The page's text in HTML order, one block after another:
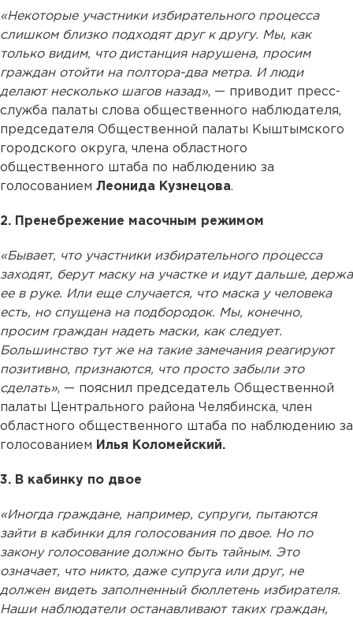
«Некоторые участники избирательного процесса
слишком близко подходят друг к другу. Мы, как
только видим, что дистанция нарушена, просим
граждан отойти на полтора-два метра. И люди
делают несколько шагов назад», — приводит пресс-
служба палаты слова общественного наблюдателя,
председателя Общественной палаты Кыштымского
городского округа, члена областного
общественного штаба по наблюдению за
голосованием Леонида Кузнецова.
2. Пренебрежение масочным режимом
«Бывает, что участники избирательного процесса
заходят, берут маску на участке и идут дальше, держа
ее в руке. Или еще случается, что маска у человека
есть, но спущена на подбородок. Мы, конечно,
просим граждан надеть маски, как следует.
Большинство тут же на такие замечания реагируют
позитивно, признаются, что просто забыли это
сделать», — пояснил председатель Общественной
палаты Центрального района Челябинска, член
областного общественного штаба по наблюдению за
голосованием Илья Коломейский.
3. В кабинку по двое
«Иногда граждане, например, супруги, пытаются
зайти в кабинки для голосования по двое. Но по
закону голосование должно быть тайным. Это
означает, что никто, даже супруга или друг, не
должен видеть заполненный бюллетень избирателя.
Наши наблюдатели останавливают таких граждан,